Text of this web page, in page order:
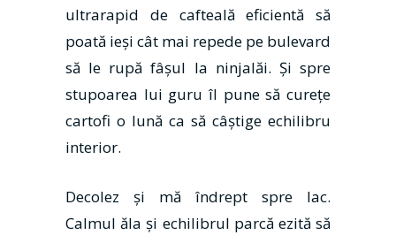
ultrarapid de cafteală eficientă să
poată ieşi cât mai repede pe bulevard
să le rupă fâşul la ninjalăi. Și spre
stupoarea lui guru îl pune să cureţe
cartofi o lună ca să câştige echilibru
interior.
Decolez şi mă îndrept spre lac.
Calmul ăla şi echilibrul parcă ezită să